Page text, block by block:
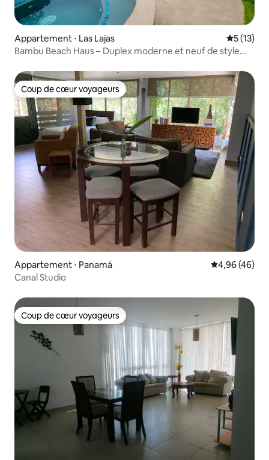
Appartement ⋅ Las Lajas
5 (13)
Bambu Beach Haus – Duplex moderne et neuf de style
Coup de cœur voyageurs
Coup de cœur voyageurs
Appartement ⋅ Panamá Évaluation
4,96 (46)
Canal Studio
Coup de cœur voyageurs
Coup de cœur voyageurs